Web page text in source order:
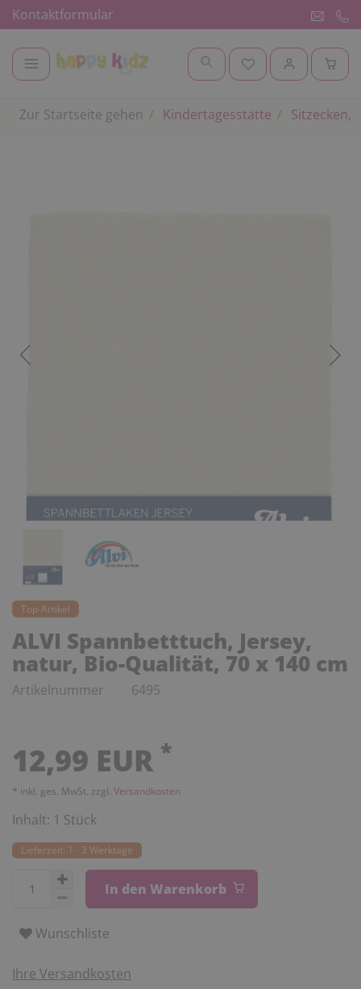
Kontaktformular
Zur Startseite gehen Kindertagesstätte Sitzecken,
Top-Artikel
ALVI Spannbetttuch, Jersey,
natur, Bio-Qualität, 70 x 140 cm
Artikelnummer 6495
12,99 EUR *
* inkl. ges. MwSt. zzgl. Versandkosten
Inhalt: 1 Stück
Lieferzeit: 1 - 3 Werktage
In den Warenkorb
Wunschliste
Ihre Versandkosten